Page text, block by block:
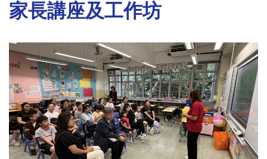
家長講座及工作坊